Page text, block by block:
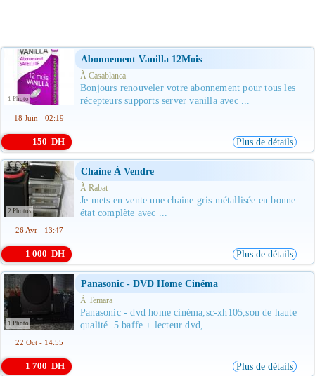
1 Photo
18 Juin - 02:19
Abonnement Vanilla 12Mois
À Casablanca
Bonjours renouveler votre abonnement pour tous les
récepteurs supports server vanilla avec ...
150 DH Plus de détails
2 Photos
26 Avr - 13:47
Chaine À Vendre
À Rabat
Je mets en vente une chaine gris métallisée en bonne
état complète avec ...
1 000 DH Plus de détails
1 Photo
22 Oct - 14:55
Panasonic - DVD Home Cinéma
À Temara
Panasonic - dvd home cinéma,sc-xh105,son de haute
qualité .5 baffe + lecteur dvd, ... ...
1 700 DH Plus de détails